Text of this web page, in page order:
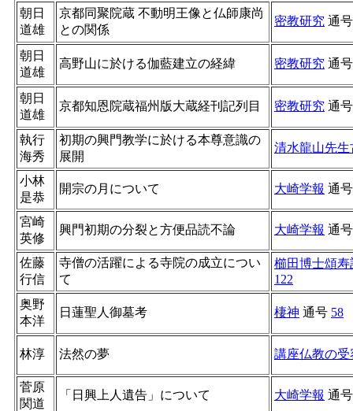
朝日
道雄
京都同聚院蔵 不動明王像と仏師康尚
との関係
密教研究 通
朝日
道雄
高野山に於ける伽藍建立の経緯 密教研究 通
朝日
道雄
京都知恩院蔵福州版大蔵経刊記列目 密教研究 通
執行
海秀
初期の興門教学に於ける本尊意識の
展開
清水龍山先
小林
是恭
開宗の月について 大崎学報 通
宮崎
英修
興門初期の分裂と方便品読不論 大崎学報 通
佐藤
行信
寺僧の活躍による寺院の成立につい
て
櫛田博士頌
122
奥野
本洋
日蓮聖人御墓考 棲神 通号 58
林淳 法然の夢 講座仏教の受
菅原
関道
「日興上人遺告」について 大崎学報 通